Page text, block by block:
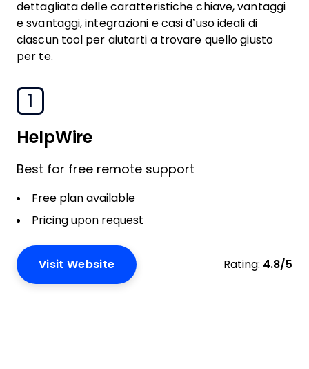
dettagliata delle caratteristiche chiave, vantaggi
e svantaggi, integrazioni e casi d’uso ideali di
ciascun tool per aiutarti a trovare quello giusto
per te.
1
HelpWire
Best for free remote support
Free plan available
Pricing upon request
Visit Website Rating: 4.8/5